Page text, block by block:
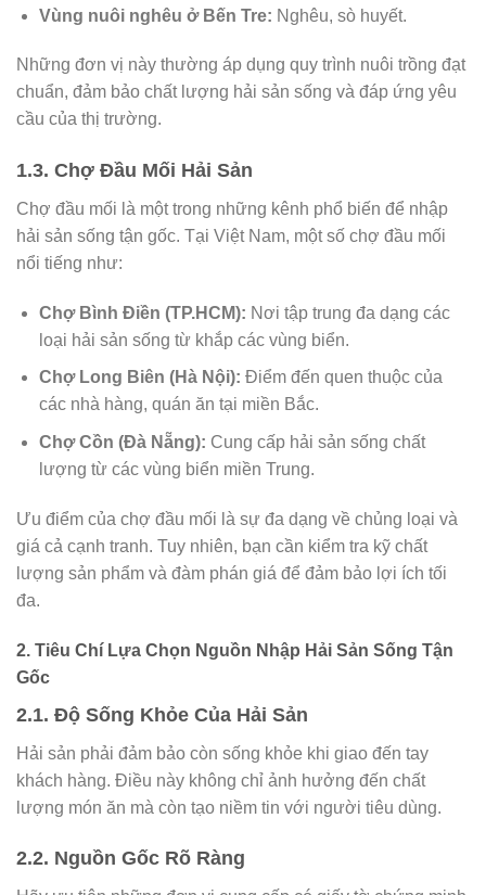
Vùng nuôi nghêu ở Bến Tre: Nghêu, sò huyết.
Những đơn vị này thường áp dụng quy trình nuôi trồng đạt
chuẩn, đảm bảo chất lượng hải sản sống và đáp ứng yêu
cầu của thị trường.
1.3. Chợ Đầu Mối Hải Sản
Chợ đầu mối là một trong những kênh phổ biến để nhập
hải sản sống tận gốc. Tại Việt Nam, một số chợ đầu mối
nổi tiếng như:
Chợ Bình Điền (TP.HCM): Nơi tập trung đa dạng các
loại hải sản sống từ khắp các vùng biển.
Chợ Long Biên (Hà Nội): Điểm đến quen thuộc của
các nhà hàng, quán ăn tại miền Bắc.
Chợ Cồn (Đà Nẵng): Cung cấp hải sản sống chất
lượng từ các vùng biển miền Trung.
Ưu điểm của chợ đầu mối là sự đa dạng về chủng loại và
giá cả cạnh tranh. Tuy nhiên, bạn cần kiểm tra kỹ chất
lượng sản phẩm và đàm phán giá để đảm bảo lợi ích tối
đa.
2. Tiêu Chí Lựa Chọn Nguồn Nhập Hải Sản Sống Tận
Gốc
2.1. Độ Sống Khỏe Của Hải Sản
Hải sản phải đảm bảo còn sống khỏe khi giao đến tay
khách hàng. Điều này không chỉ ảnh hưởng đến chất
lượng món ăn mà còn tạo niềm tin với người tiêu dùng.
2.2. Nguồn Gốc Rõ Ràng